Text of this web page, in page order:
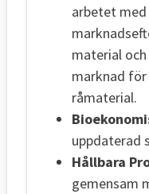
arbetet
material
marknad
råmaterial.
uppdaterad
Hållbara
gemensam